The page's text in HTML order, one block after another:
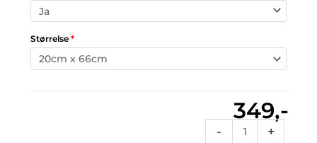
Størrelse *
349,-
- +